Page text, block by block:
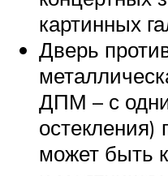
картинных
Дверь
ДПМ – с
остекления)
может быть